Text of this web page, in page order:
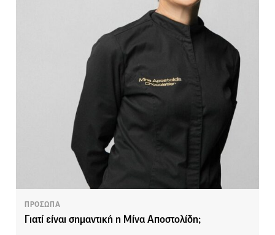
ΠΡΟΣΩΠΑ
Γιατί είναι σημαντική η Μίνα Αποστολίδη;